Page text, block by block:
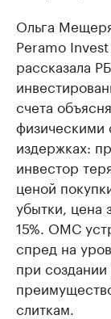
Ольга
Peramo
рассказала
счета
физическими
издержках:
инвестор
ценой
убытки, цена
15%. ОМС
спред на
при
слиткам.